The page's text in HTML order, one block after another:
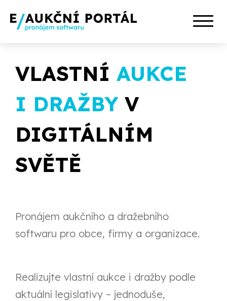
VLASTNÍ AUKCE
I DRAŽBY V
DIGITÁLNÍM
SVĚTĚ
Pronájem aukčního a dražebního
softwaru pro obce, firmy a organizace.
Realizujte vlastní aukce i dražby podle
aktuální legislativy – jednoduše,